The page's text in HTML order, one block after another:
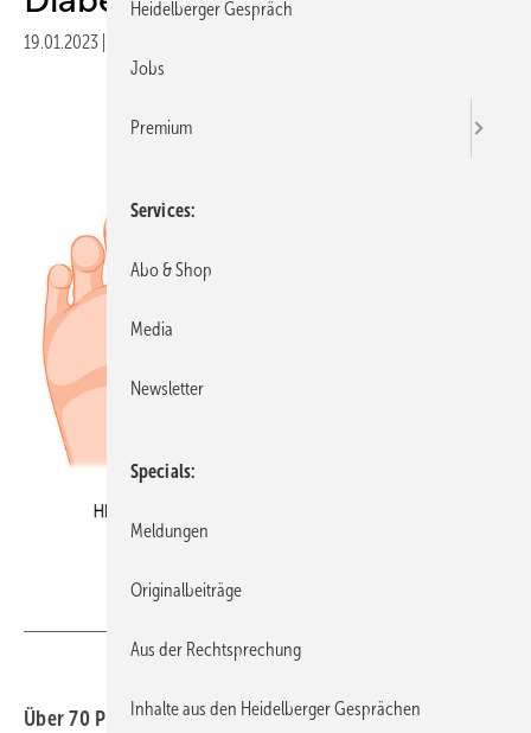
19.01.2023
Über 70 Prozent der Amputationen an Zehen, Füßen und
Heidelberger Gespräch
Jobs
Premium
Services
Abo & Shop
Media
Newsletter
Specials
Meldungen
Originalbeiträge
Aus der Rechtsprechung
Inhalte aus den Heidelberger Gesprächen